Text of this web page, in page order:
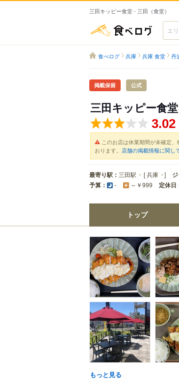
三田キッピー食堂 - 三田（食堂）
食べログ
食べログ 兵庫 兵庫 食堂 丹
掲載保留 公式
三田キッピー食堂
3.02
このお店は休業期間が未確定
おります。 店舗の掲載情報に関し
最寄り駅： 三田駅 [兵庫 ]
予算： - ～￥999 定休日
トップ
もっと見る